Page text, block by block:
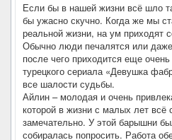
Если бы в нашей жизни всё шло
бы ужасно скучно. Когда же мы
реальной жизни, на ум приходят
Обычно люди печалятся или
после чего приходится еще
турецкого сериала «Девушка
все шалости судьбы.
Айлин – молодая и очень
которой в жизни с малых лет всё
замечательно. У этой барышни
собиралась попросить. Работа